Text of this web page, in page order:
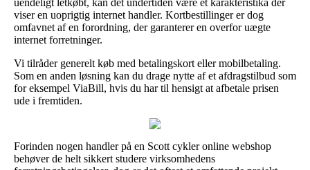
viser en uoprigtig internet handler. Kortbestillinger er dog
omfavnet af en forordning, der garanterer en overfor uægte
internet forretninger.
Vi tilråder generelt køb med betalingskort eller mobilbetaling.
Som en anden løsning kan du drage nytte af et afdragstilbud som
for eksempel ViaBill, hvis du har til hensigt at afbetale prisen
ude i fremtiden.
Forinden nogen handler på en Scott cykler online webshop
behøver de helt sikkert studere virksomhedens